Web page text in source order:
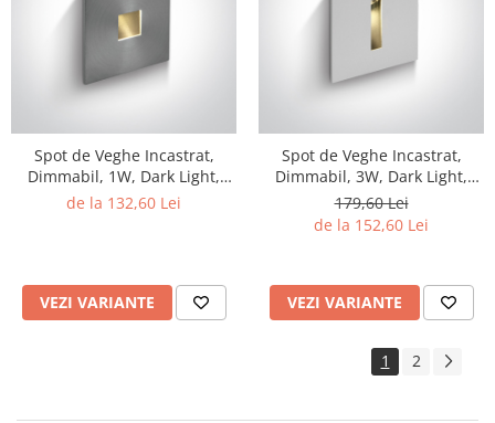
Spot de Veghe Incastrat,
Dimmabil, 1W, Dark Light,
IP54
de la 132,60 Lei
VEZI VARIANTE
Spot de Veghe Incastrat,
Dimmabil, 3W, Dark Light,
IP54
179,60 Lei
de la 152,60 Lei
VEZI VARIANTE
1 2